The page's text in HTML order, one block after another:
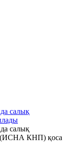
салық
салық
(ИСНА КНП) қоса